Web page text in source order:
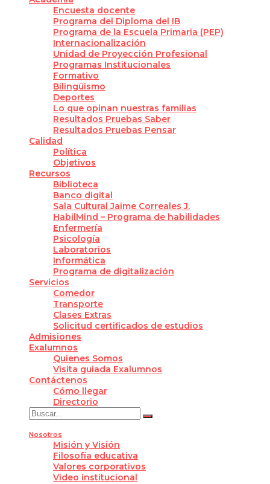
Encuesta docente
Programa del Diploma del IB
Programa de la Escuela Primaria (PEP)
Internacionalización
Unidad de Proyección Profesional
Programas Institucionales
Formativo
Bilingüismo
Deportes
Lo que opinan nuestras familias
Resultados Pruebas Saber
Resultados Pruebas Pensar
Calidad
Política
Objetivos
Recursos
Biblioteca
Banco digital
Sala Cultural Jaime Correales J.
HabilMind – Programa de habilidades
Enfermería
Psicología
Laboratorios
Informática
Programa de digitalización
Servicios
Comedor
Transporte
Clases Extras
Solicitud certificados de estudios
Admisiones
Exalumnos
Quienes Somos
Visita guiada Exalumnos
Contáctenos
Cómo llegar
Directorio
Nosotros
Misión y Visión
Filosofía educativa
Valores corporativos
Video institucional